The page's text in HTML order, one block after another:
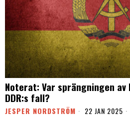
Noterat: Var sprängningen
DDR:s fall?
JESPER NORDSTRÖM 22 JAN 2025